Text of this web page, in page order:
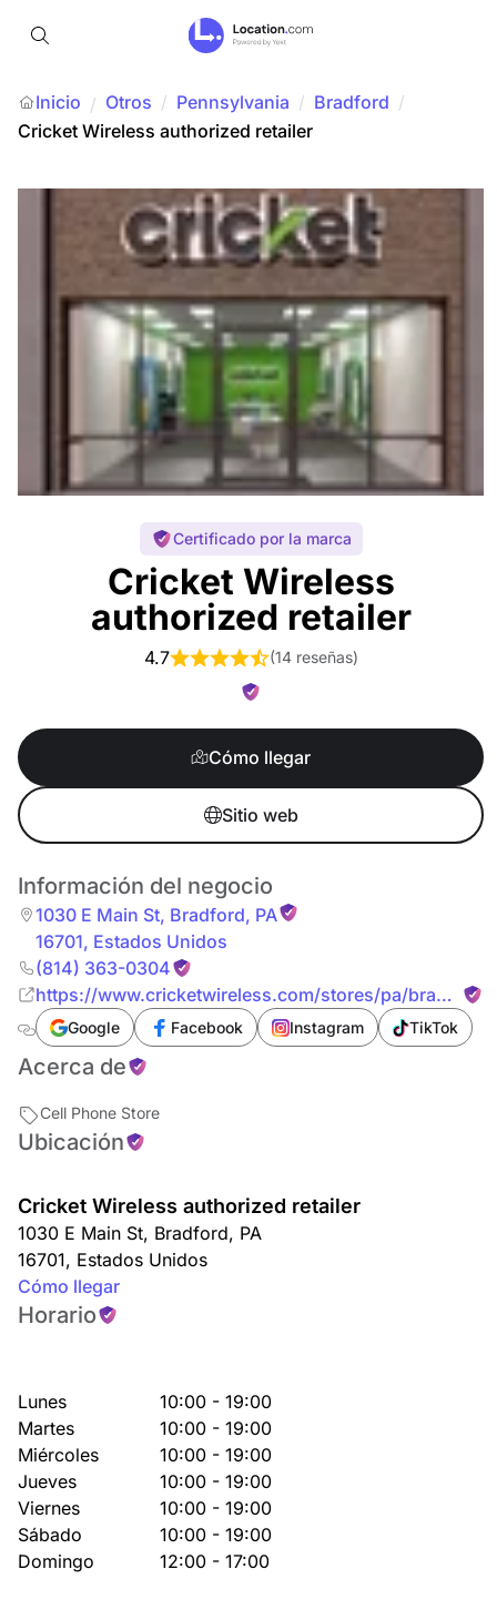
Inicio / Otros / Pennsylvania / Bradford /
Cricket Wireless authorized retailer
Certificado por la marca
Cricket Wireless
authorized retailer
4.7 (14 reseñas)
Cómo llegar
Sitio web
Información del negocio
1030 E Main St, Bradford, PA
16701, Estados Unidos
(814) 363-0304
https://www.cricketwireless.com/stores/pa/bradford/
e-main-st
Google Facebook Instagram TikTok
Acerca de
Cell Phone Store
Ubicación
Cricket Wireless authorized retailer
1030 E Main St, Bradford, PA
16701, Estados Unidos
Cómo llegar
Horario
Lunes
10:00 - 19:00
Martes
10:00 - 19:00
Miércoles
10:00 - 19:00
Jueves
10:00 - 19:00
Viernes
10:00 - 19:00
Sábado
10:00 - 19:00
Domingo
12:00 - 17:00